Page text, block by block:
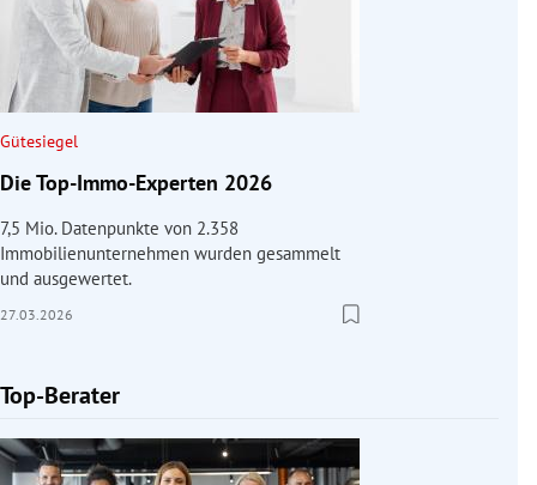
Gütesiegel
Die Top-Immo-Experten 2026
7,5 Mio. Datenpunkte von 2.358
Immobilienunternehmen wurden gesammelt
und ausgewertet.
27.03.2026
Top-Berater
Slide 1 von 1